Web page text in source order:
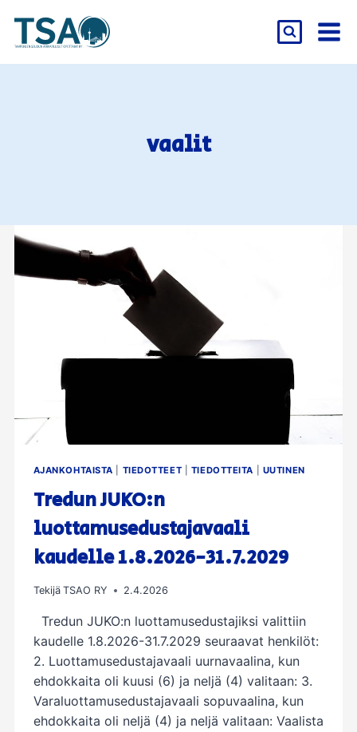
sisältöön
vaalit
AJANKOHTAISTA TIEDOTTEET TIEDOTTEITA UUTINEN
Tredun JUKO:n
luottamusedustajavaali
kaudelle 1.8.2026-31.7.2029
Tekijä TSAO RY 2.4.2026
Tredun JUKO:n luottamusedustajiksi valittiin
kaudelle 1.8.2026-31.7.2029 seuraavat henkilöt:
2. Luottamusedustajavaali uurnavaalina, kun
ehdokkaita oli kuusi (6) ja neljä (4) valitaan: 3.
Varaluottamusedustajavaali sopuvaalina, kun
ehdokkaita oli neljä (4) ja neljä valitaan: Vaalista